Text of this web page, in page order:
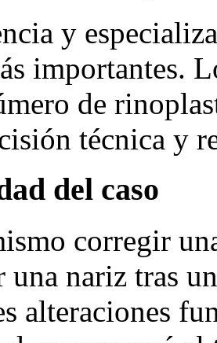
y
importantes.
de
técnica y
del caso
corregir
una nariz tras
alteraciones